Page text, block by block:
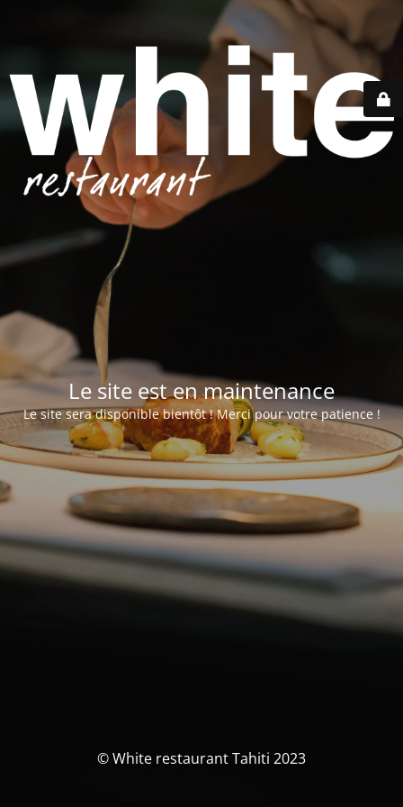
Le site est en maintenance
Le site sera disponible bientôt ! Merci pour votre patience !
© White restaurant Tahiti 2023